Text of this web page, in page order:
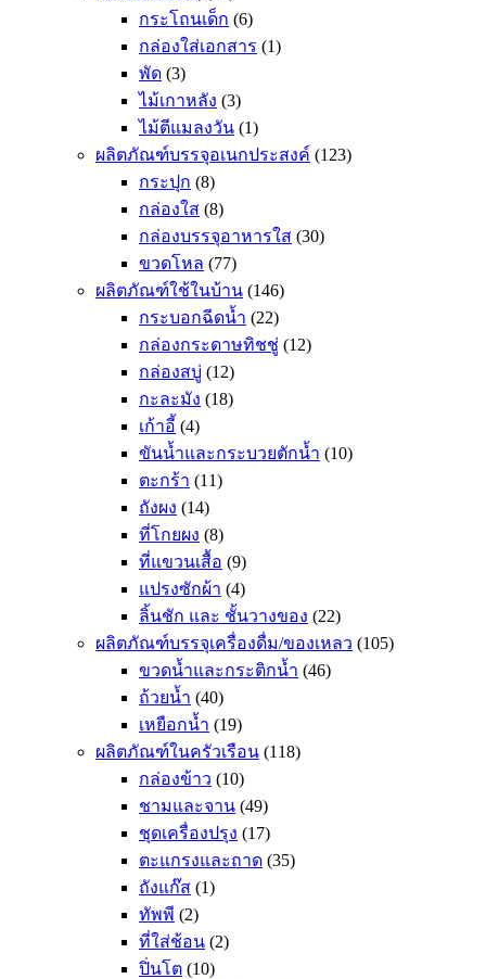
กระโถนเด็ก (6)
กล่องใส่เอกสาร (1)
พัด (3)
ไม้เกาหลัง (3)
ไม้ตีแมลงวัน (1)
ผลิตภัณฑ์บรรจุอเนกประสงค์ (123)
กระปุก (8)
กล่องใส (8)
กล่องบรรจุอาหารใส (30)
ขวดโหล (77)
ผลิตภัณฑ์ใช้ในบ้าน (146)
กระบอกฉีดน้ำ (22)
กล่องกระดาษทิชชู่ (12)
กล่องสบู่ (12)
กะละมัง (18)
เก้าอี้ (4)
ขันน้ำและกระบวยตักน้ำ (10)
ตะกร้า (11)
ถังผง (14)
ที่โกยผง (8)
ที่แขวนเสื้อ (9)
แปรงซักผ้า (4)
ลิ้นชัก และ ชั้นวางของ (22)
ผลิตภัณฑ์บรรจุเครื่องดื่ม/ของเหลว (105)
ขวดน้ำและกระติกน้ำ (46)
ถ้วยน้ำ (40)
เหยือกน้ำ (19)
ผลิตภัณฑ์ในครัวเรือน (118)
กล่องข้าว (10)
ชามและจาน (49)
ชุดเครื่องปรุง (17)
ตะแกรงและถาด (35)
ถังแก๊ส (1)
ทัพพี (2)
ที่ใส่ช้อน (2)
ปิ่นโต (10)